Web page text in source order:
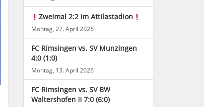
Zweimal 2:2 im Attilastadion
Montag, 27. April 2026
FC Rimsingen vs. SV Munzingen
4:0 (1:0)
Montag, 13. April 2026
FC Rimsingen vs. SV BW
Waltershofen II 7:0 (6:0)